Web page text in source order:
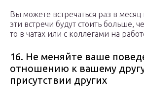
Вы можете встречаться раз в
эти встречи будут стоить больше,
то в чатах или с коллегами на
16. Не меняйте ваше
отношению к вашему
присутствии других